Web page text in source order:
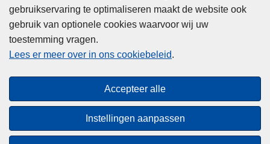
gebruikservaring te optimaliseren maakt de website ook
gebruik van optionele cookies waarvoor wij uw
toestemming vragen.
Lees er meer over in ons cookiebeleid.
Accepteer alle
Instellingen aanpassen
Privacy
Toegankelijkheid
© 2026 Politie.be